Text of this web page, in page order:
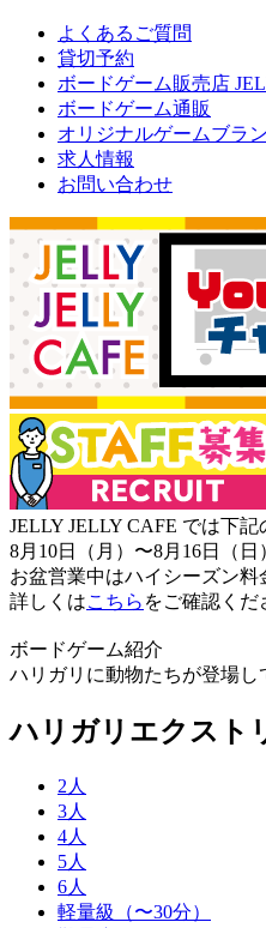
よくあるご質問
貸切予約
ボードゲーム販売店
ボードゲーム通販
オリジナルゲームブラ
求人情報
お問い合わせ
JELLY JELLY CAFE では下
8月10日（月）〜8月16日（日
お盆営業中はハイシーズン料
詳しくはこちら をご確認くだ
ボードゲーム紹介
ハリガリに動物たちが登場し
ハリガリエクスト
2人
3人
4人
5人
6人
軽量級（〜30分）